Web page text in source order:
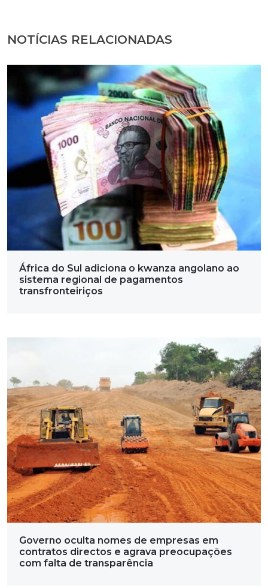
NOTÍCIAS RELACIONADAS
África do Sul adiciona o kwanza angolano ao
sistema regional de pagamentos
transfronteiriços
Governo oculta nomes de empresas em
contratos directos e agrava preocupações
com falta de transparência